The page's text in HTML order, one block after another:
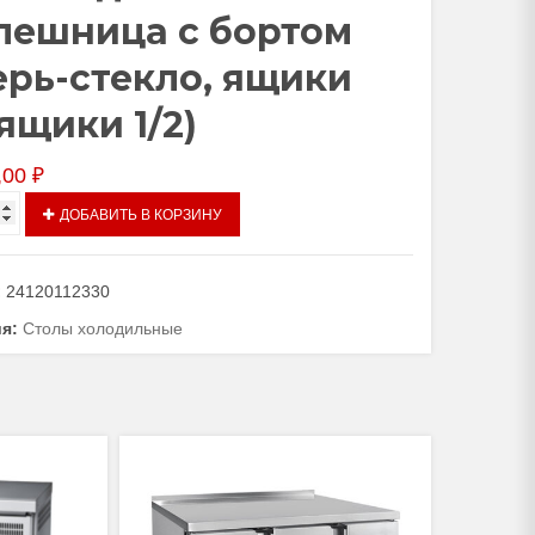
с бортом
стекло, ящики
1/2)
₽
ДОБАВИТЬ В КОРЗИНУ
24120112330
Столы холодильные